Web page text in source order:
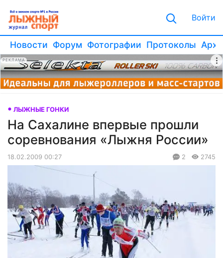
Войти
Новости Форум Фотографии Протоколы
РЕКЛАМА
ЛЫЖНЫЕ ГОНКИ
На Сахалине впервые прошли
соревнования «Лыжня России»
18.02.2009 00:27 2 2745